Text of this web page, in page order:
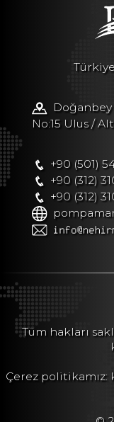
Doğanbey
No:15 Ulus /
+90 (501)
+90 (312)
+90 (312)
Tüm hakları
Çerez politikamız: